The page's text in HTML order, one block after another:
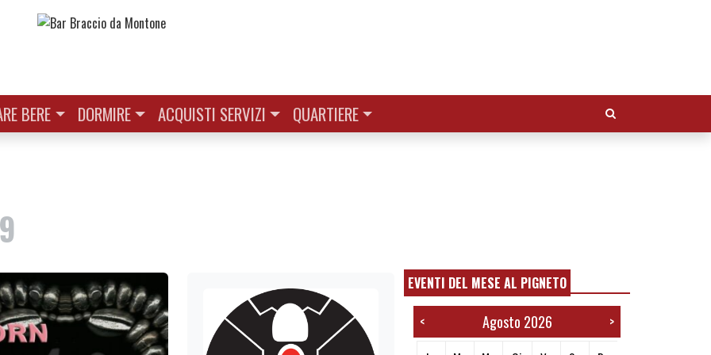
BERE DORMIRE ACQUISTI SERVIZI QUARTIERE Cerca:
EVENTI DEL MESE AL PIGNETO
< Agosto 2026 >